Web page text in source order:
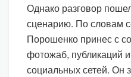
Однако разговор
сценарию. По словам
Порошенко принес с
фотожаб, публикаций
социальных сетей. Он